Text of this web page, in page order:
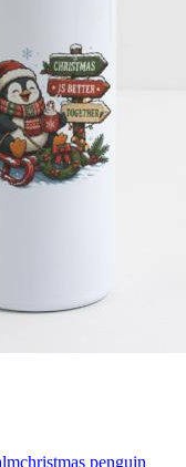
christmas penguin